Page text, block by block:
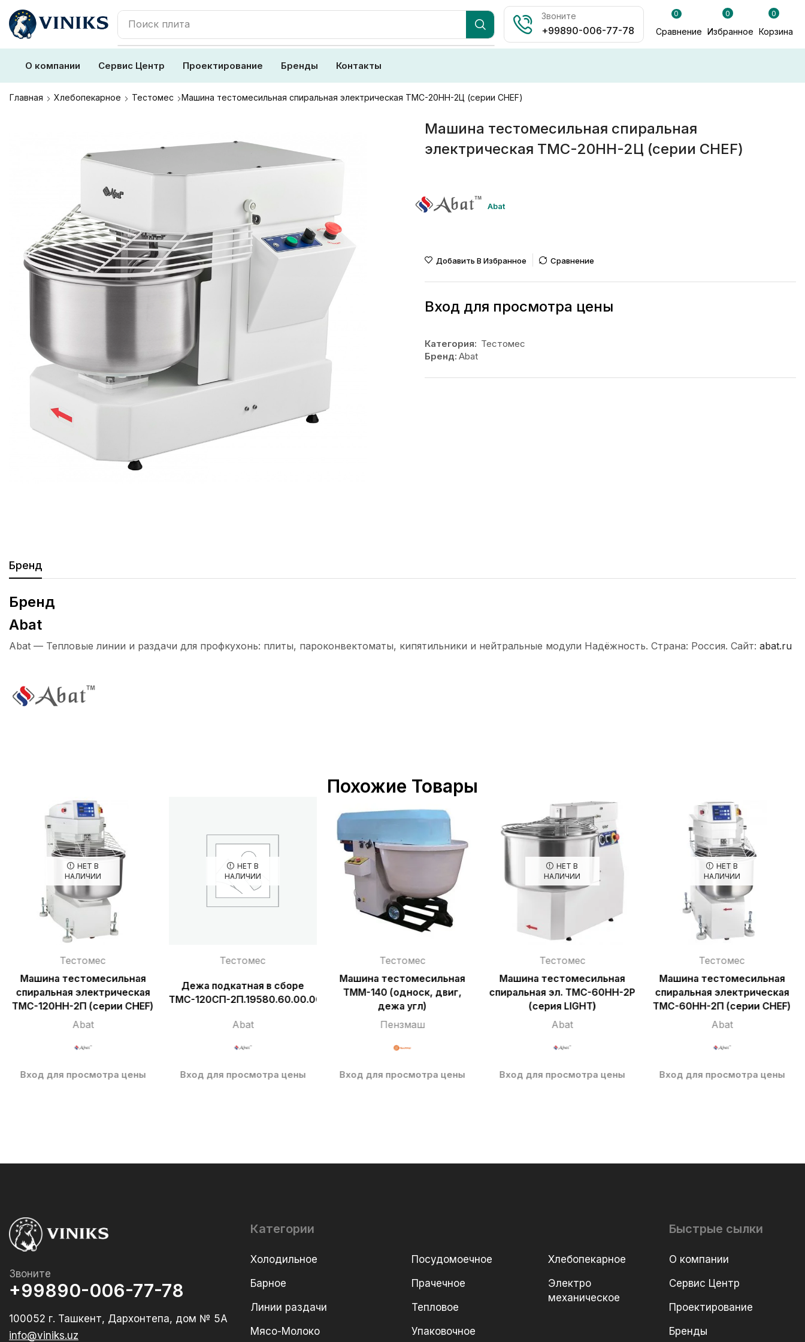
Поиск плита
Звоните
+99890-006-77-78
0
Сравнение
0
Избранное
0
Корзина
О компании Сервис Центр Проектирование Бренды Контакты
Главная Хлебопекарное Тестомес Машина тестомесильная спиральная электрическая ТМС-20НН-2Ц (серии CHEF)
Машина тестомесильная спиральная
электрическая ТМС-20НН-2Ц (серии CHEF)
Abat
Добавить В Избранное Сравнение
Вход для просмотра цены
Категория: Тестомес
Бренд: Abat
Бренд
Бренд
Abat
Abat — Тепловые линии и раздачи для профкухонь: плиты, пароконвектоматы, кипятильники и нейтральные модули Надёжность. Страна: Россия. Сайт: abat.ru
Похожие Товары
НЕТ В
НАЛИЧИИ
Тестомес
Машина тестомесильная
спиральная электрическая
ТМС-120НН-2П (серии CHEF)
Abat
Вход для просмотра цены
НЕТ В
НАЛИЧИИ
Тестомес
Дежа подкатная в сборе
ТМС-120СП-2П.19580.60.00.000СБ
Abat
Вход для просмотра цены
Тестомес
Машина тестомесильная
ТММ-140 (односк, двиг,
дежа угл)
Пензмаш
Вход для просмотра цены
НЕТ В
НАЛИЧИИ
Тестомес
Машина тестомесильная
спиральная эл. ТМС-60НН-2Р
(серия LIGHT)
Abat
Вход для просмотра цены
НЕТ В
НАЛИЧИИ
Тестомес
Машина тестомесильная
спиральная электрическая
ТМС-60НН-2П (серии CHEF)
Abat
Вход для просмотра цены
Звоните
+99890-006-77-78
100052 г. Ташкент, Дархонтепа, дом № 5А
info@viniks.uz
Категории
Холодильное
Барное
Линии раздачи
Мясо-Молоко
Посудомоечное
Прачечное
Тепловое
Упаковочное
Хлебопекарное
Электро
механическое
Быстрые сылки
О компании
Сервис Центр
Проектирование
Бренды